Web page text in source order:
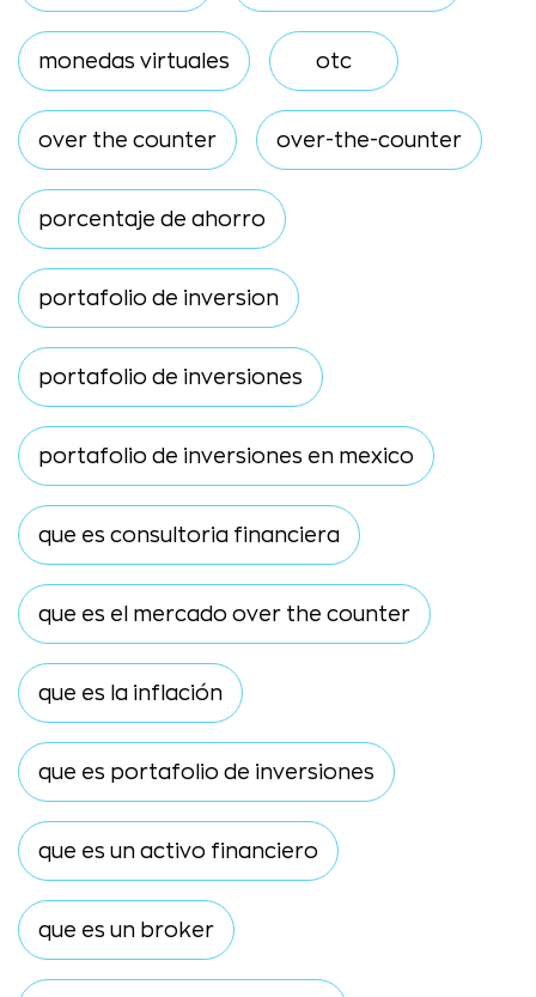
monedas virtuales otc
over the counter over-the-counter
porcentaje de ahorro
portafolio de inversion
portafolio de inversiones
portafolio de inversiones en mexico
que es consultoria financiera
que es el mercado over the counter
que es la inflación
que es portafolio de inversiones
que es un activo financiero
que es un broker